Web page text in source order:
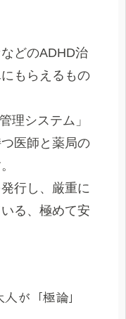
どのADHD治
もらえるもの
理システム」
医師と薬局の
行し、厳重に
る、極めて安
が「極論」